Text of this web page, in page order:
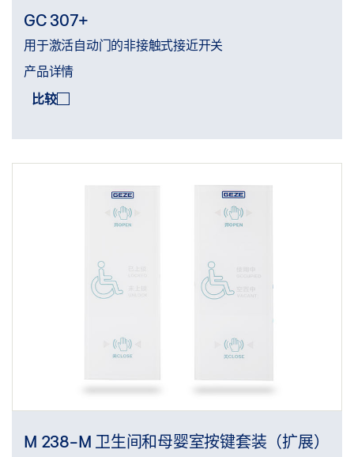
GC 307+
用于激活自动门的非接触式接近开关
产品详情
比较
M 238-M 卫生间和母婴室按键套装（扩展）